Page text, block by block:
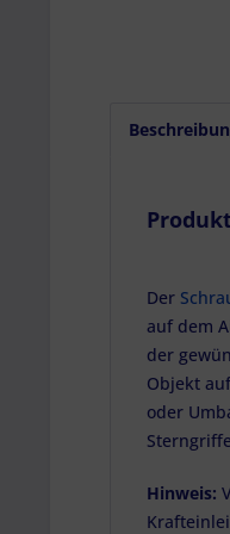
Der
auf dem
der
Objekt
oder
Hinweis: